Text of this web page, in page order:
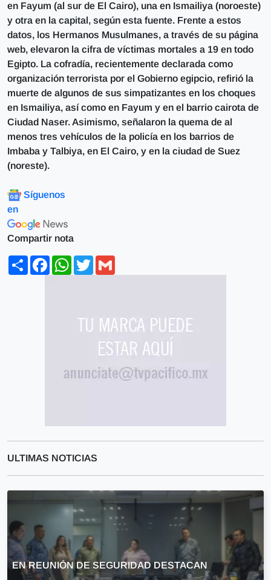
en Fayum (al sur de El Cairo), una en Ismailiya (noroeste)
y otra en la capital, según esta fuente. Frente a estos
datos, los Hermanos Musulmanes, a través de su página
web, elevaron la cifra de víctimas mortales a 19 en todo
Egipto. La cofradía, recientemente declarada como
organización terrorista por el Gobierno egipcio, refirió la
muerte de algunos de sus simpatizantes en los choques
en Ismailiya, así como en Fayum y en el barrio cairota de
Ciudad Naser. Asimismo, señalaron la quema de al
menos tres vehículos de la policía en los barrios de
Imbaba y Talbiya, en El Cairo, y en la ciudad de Suez
(noreste).
Síguenos
en
Compartir nota
ShareFacebookWhatsApp
Twitter
ULTIMAS NOTICIAS
EN REUNIÓN DE SEGURIDAD DESTACAN